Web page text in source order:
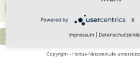
Foren-Übersicht
Copyright - Hortus-Netzwerk.de
Powered by &
Impressum